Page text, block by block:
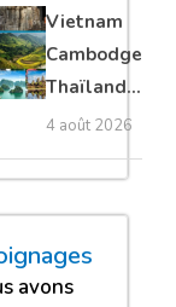
Vieng,
Vientiane
privé
Vietnam
Cambodge
Thaïlande
35 jours :
grands
trésors
d’Asie
4 août 2026
avons
« Nous
« Nous sommes